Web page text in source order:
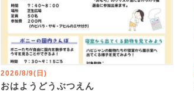
2026/8/9(日)
おはようどうぶつえん